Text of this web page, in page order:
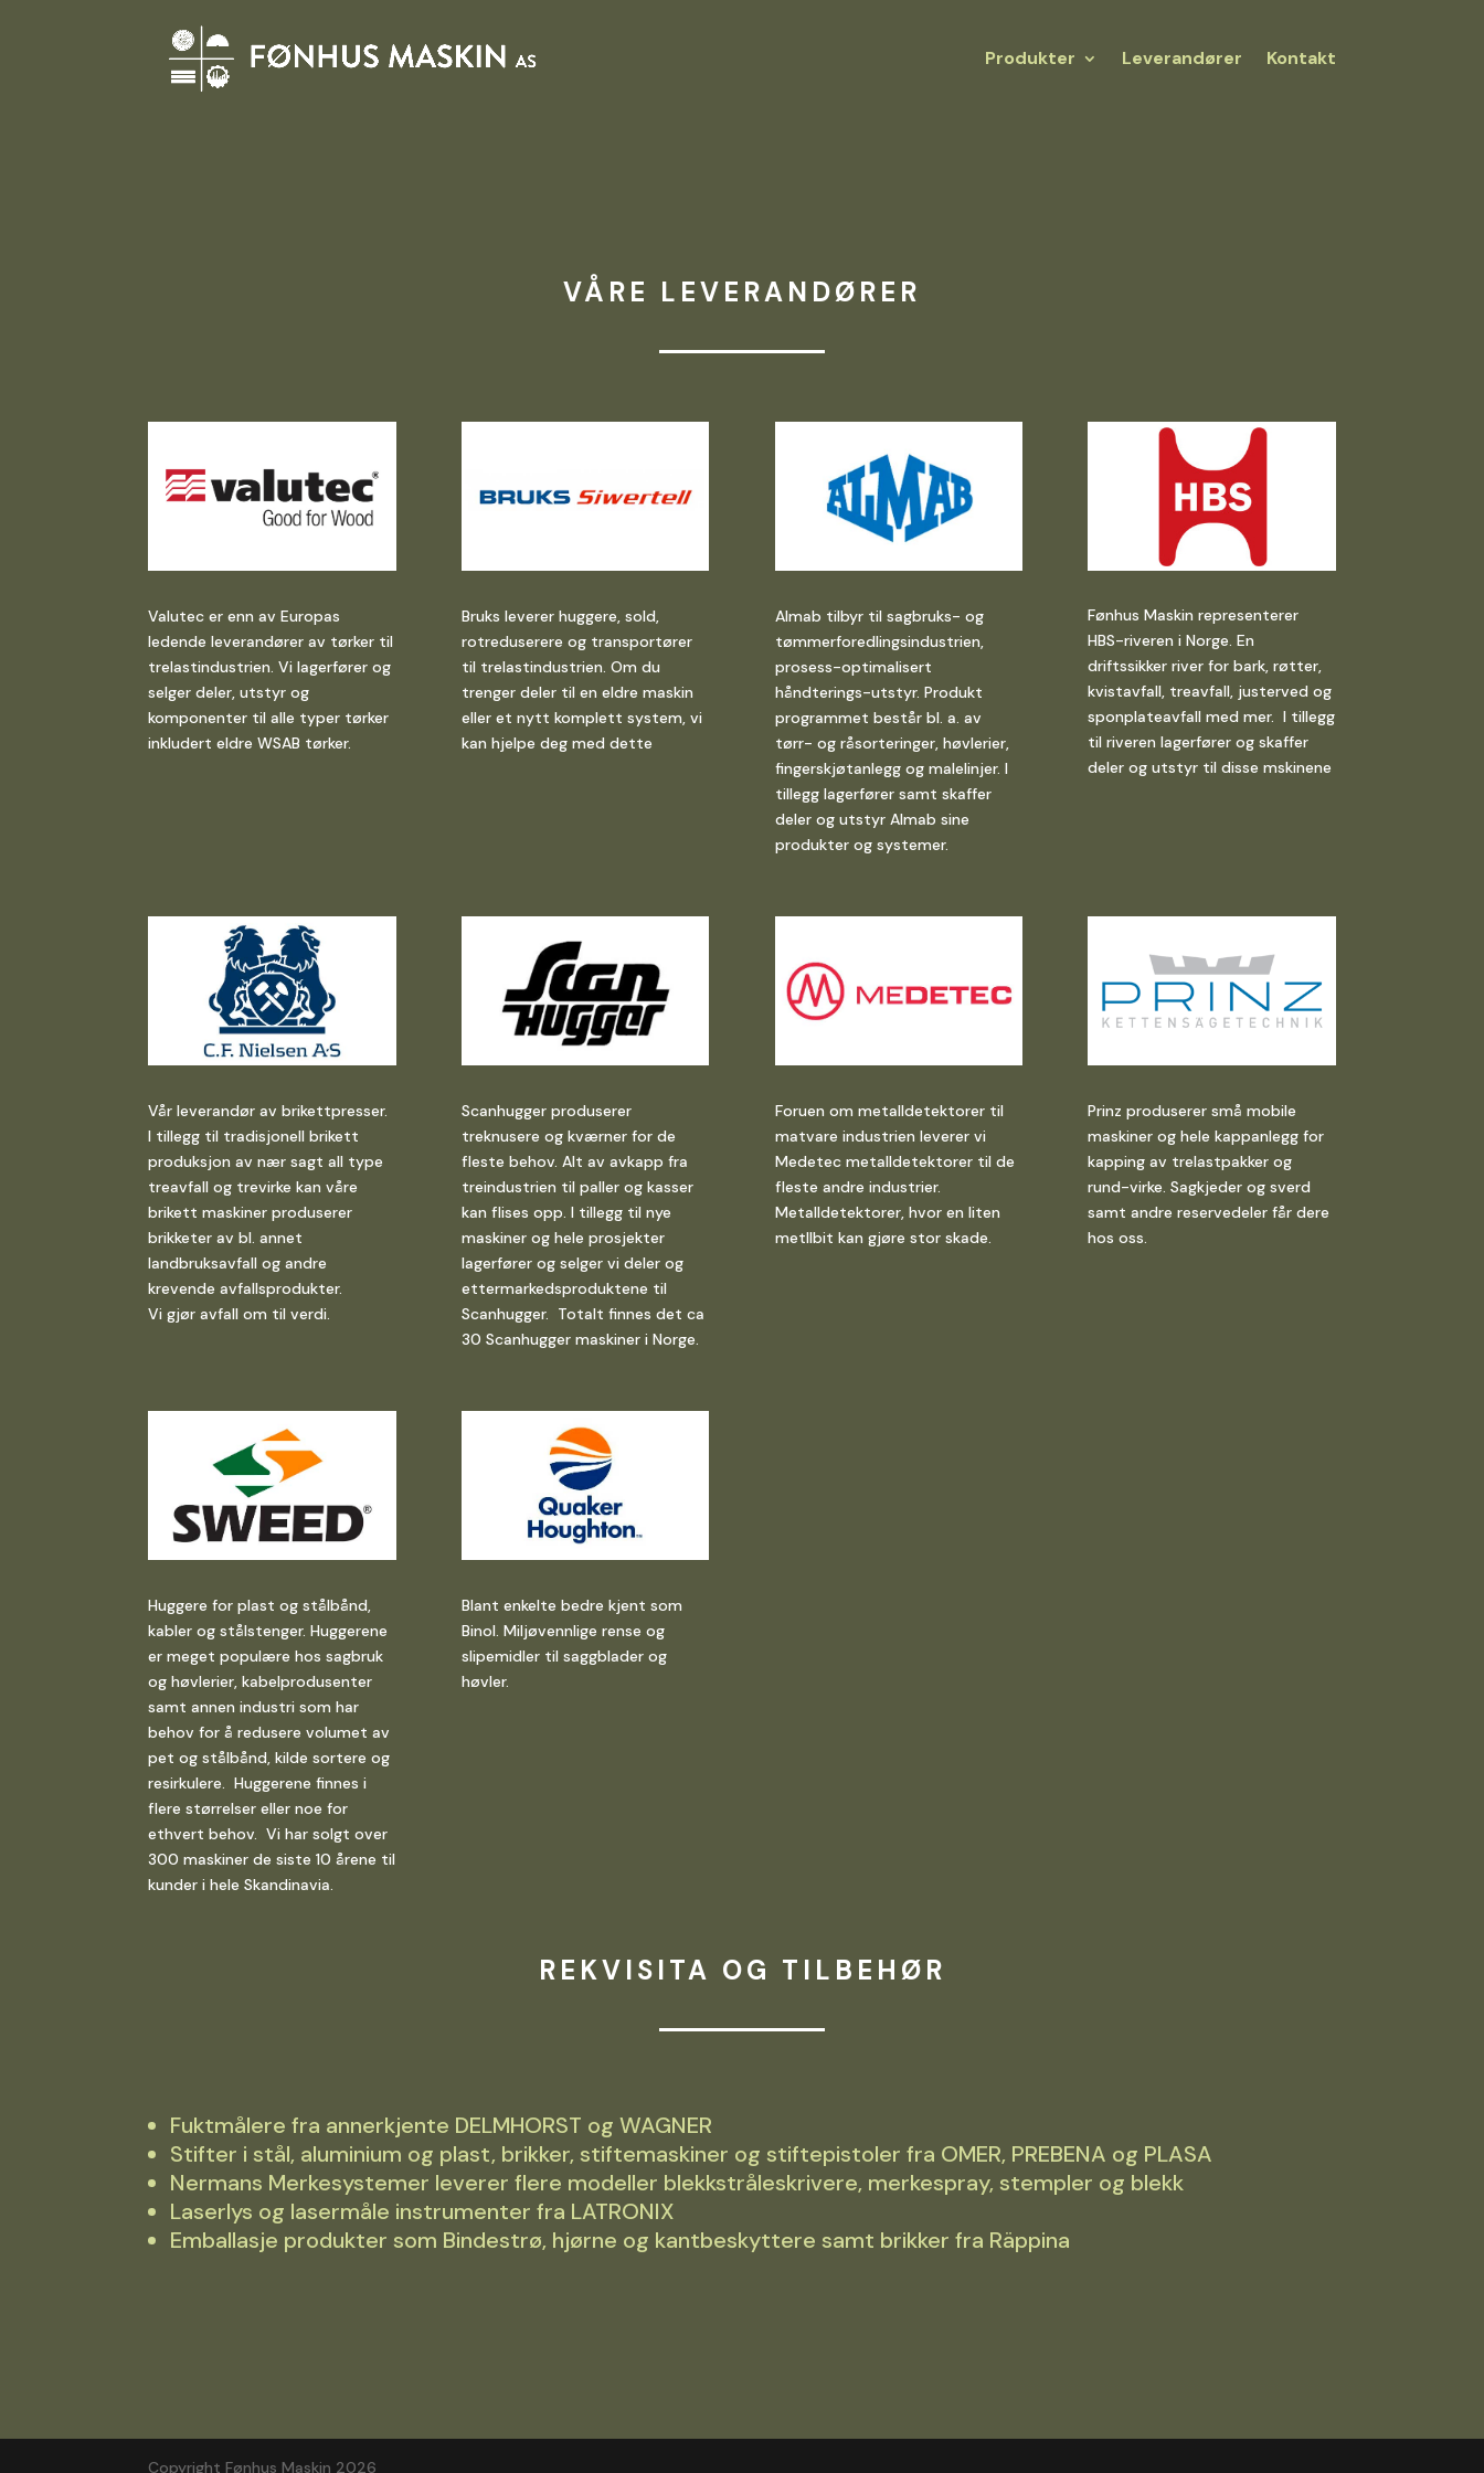
Produkter Leverandører Kontakt
VÅRE LEVERANDØRER
Valutec er enn av Europas
ledende leverandører av tørker til
trelastindustrien. Vi lagerfører og
selger deler, utstyr og
komponenter til alle typer tørker
inkludert eldre WSAB tørker.
Bruks leverer huggere, sold,
rotreduserere og transportører
til trelastindustrien. Om du
trenger deler til en eldre maskin
eller et nytt komplett system, vi
kan hjelpe deg med dette
Almab tilbyr til sagbruks- og
tømmerforedlingsindustrien,
prosess-optimalisert
håndterings-utstyr. Produkt
programmet består bl. a. av
tørr- og råsorteringer, høvlerier,
fingerskjøtanlegg og malelinjer. I
tillegg lagerfører samt skaffer
deler og utstyr Almab sine
produkter og systemer.
Fønhus Maskin representerer
HBS-riveren i Norge. En
driftssikker river for bark, røtter,
kvistavfall, treavfall, justerved og
sponplateavfall med mer. I tillegg
til riveren lagerfører og skaffer
deler og utstyr til disse mskinene
Vår leverandør av brikettpresser.
I tillegg til tradisjonell brikett
produksjon av nær sagt all type
treavfall og trevirke kan våre
brikett maskiner produserer
brikketer av bl. annet
landbruksavfall og andre
krevende avfallsprodukter.
Vi gjør avfall om til verdi.
Scanhugger produserer
treknusere og kværner for de
fleste behov. Alt av avkapp fra
treindustrien til paller og kasser
kan flises opp. I tillegg til nye
maskiner og hele prosjekter
lagerfører og selger vi deler og
ettermarkedsproduktene til
Scanhugger. Totalt finnes det ca
30 Scanhugger maskiner i Norge.
Foruen om metalldetektorer til
matvare industrien leverer vi
Medetec metalldetektorer til de
fleste andre industrier.
Metalldetektorer, hvor en liten
metllbit kan gjøre stor skade.
Prinz produserer små mobile
maskiner og hele kappanlegg for
kapping av trelastpakker og
rund-virke. Sagkjeder og sverd
samt andre reservedeler får dere
hos oss.
Huggere for plast og stålbånd,
kabler og stålstenger. Huggerene
er meget populære hos sagbruk
og høvlerier, kabelprodusenter
samt annen industri som har
behov for å redusere volumet av
pet og stålbånd, kilde sortere og
resirkulere. Huggerene finnes i
flere størrelser eller noe for
ethvert behov. Vi har solgt over
300 maskiner de siste 10 årene til
kunder i hele Skandinavia.
Blant enkelte bedre kjent som
Binol. Miljøvennlige rense og
slipemidler til saggblader og
høvler.
REKVISITA OG TILBEHØR
Fuktmålere fra annerkjente DELMHORST og WAGNER
Stifter i stål, aluminium og plast, brikker, stiftemaskiner og stiftepistoler fra OMER, PREBENA og PLASA
Nermans Merkesystemer leverer flere modeller blekkstråleskrivere, merkespray, stempler og blekk
Laserlys og lasermåle instrumenter fra LATRONIX
Emballasje produkter som Bindestrø, hjørne og kantbeskyttere samt brikker fra Räppina
Copyright Fønhus Maskin 2026